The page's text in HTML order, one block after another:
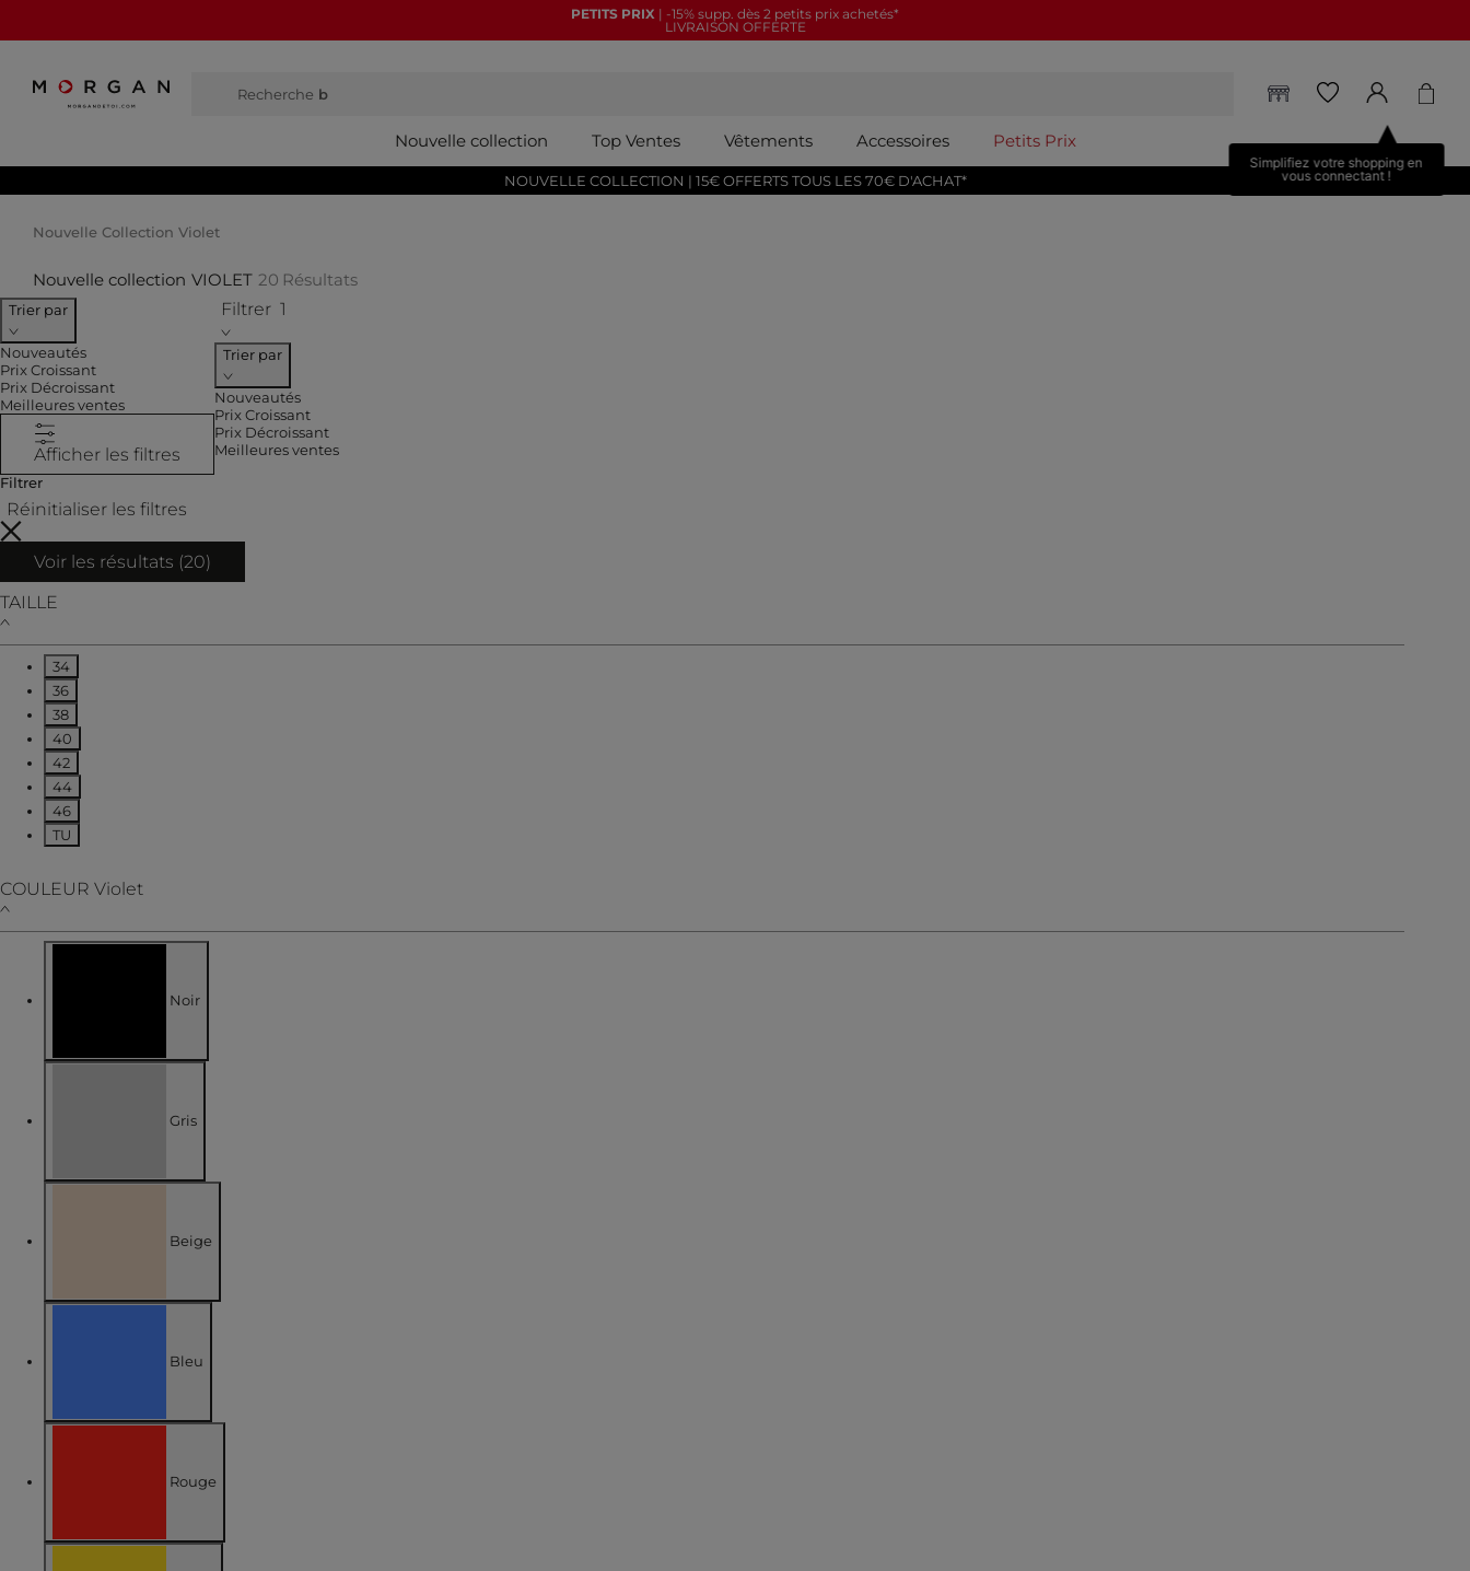
PETITS PRIX | -15% supp. dès 2 petits prix achetés*
LIVRAISON OFFERTE
Recherche bottes hautes
Simplifiez votre shopping en
vous connectant !
Nouvelle collection Top Ventes Vêtements Accessoires Petits Prix
NOUVELLE COLLECTION | 15€ OFFERTS TOUS LES 70€ D'ACHAT*
Nouvelle Collection Violet
Nouvelle collection VIOLET 20 Résultats
Trier par
Nouveautés
Prix Croissant
Prix Décroissant
Meilleures ventes
Afficher les filtres
Filtrer 1
Trier par
Nouveautés
Prix Croissant
Prix Décroissant
Meilleures ventes
Filtrer
Réinitialiser les filtres
Voir les résultats (20)
TAILLE
34
Affiner par TAILLE : 34
36
Affiner par TAILLE : 36
38
Affiner par TAILLE : 38
40
Affiner par TAILLE : 40
42
Affiner par TAILLE : 42
44
Affiner par TAILLE : 44
46
Affiner par TAILLE : 46
TU
Affiner par TAILLE : TU
COULEUR Violet
Noir
Affiner par COULEUR : Noir
Gris
Affiner par COULEUR : Gris
Beige
Affiner par COULEUR : Beige
Bleu
Affiner par COULEUR : Bleu
Rouge
Affiner par COULEUR : Rouge